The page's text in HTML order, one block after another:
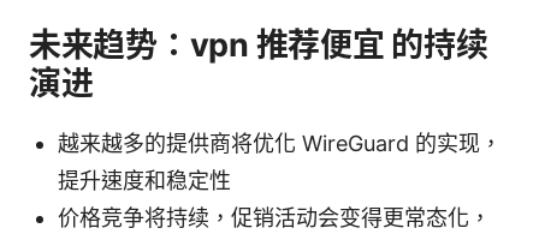
未来趋势：vpn 推荐便宜 的持续
演进
越来越多的提供商将优化 WireGuard 的实现，
提升速度和稳定性
价格竞争将持续，促销活动会变得更常态化，